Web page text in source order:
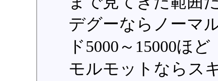
デグーならノーマ
ド5000～15000ほど
モルモットならス